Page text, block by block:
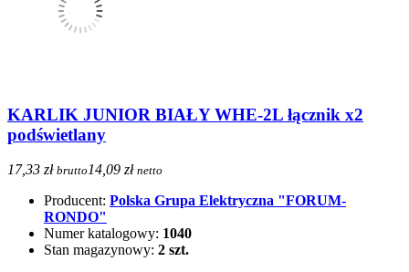
KARLIK JUNIOR BIAŁY WHE-2L łącznik x2
podświetlany
17,33 zł brutto 14,09 zł netto
Producent: Polska Grupa Elektryczna "FORUM-
RONDO"
Numer katalogowy: 1040
Stan magazynowy: 2 szt.